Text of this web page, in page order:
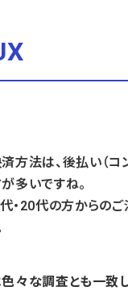
法は、後払い（コ
多いですね。
20代の方からのご
々な調査とも一致